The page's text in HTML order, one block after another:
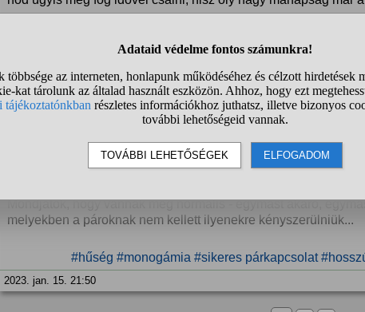
Többesezők írják/mondják, hogy ők ezzel "előre menekülnek"
De nekem ez a hátam közepére sem hiányzik, hogy ilyet
egyikét) akarja majd idővel a jövendőbeli párom!
Mondjátok, hogy vannak még normális - egymást akaró,
melyekben a pároknak nem kellett ilyenekre kényszerülniük...
#hűség #monogámia #sikeres párkapcsolat
2023. jan. 15. 21:50